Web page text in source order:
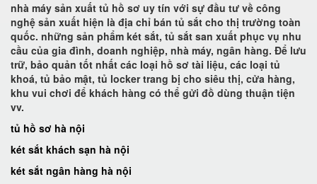
nhà máy sản xuất tủ hồ sơ uy tín với sự đầu tư về công
nghệ sản xuất hiện là địa chỉ bán tủ sắt cho thị trường toàn
quốc. những sản phẩm két sắt, tủ sắt san xuất phục vụ nhu
cầu của gia đình, doanh nghiệp, nhà máy, ngân hàng. Để lưu
trữ, bảo quản tốt nhất các loại hồ sơ tài liệu, các loại tủ
khoá, tủ bảo mật, tủ locker trang bị cho siêu thị, cửa hàng,
khu vui chơi để khách hàng có thể gửi đồ dùng thuận tiện
vv.
tủ hồ sơ hà nội
két sắt khách sạn hà nội
két sắt ngân hàng hà nội